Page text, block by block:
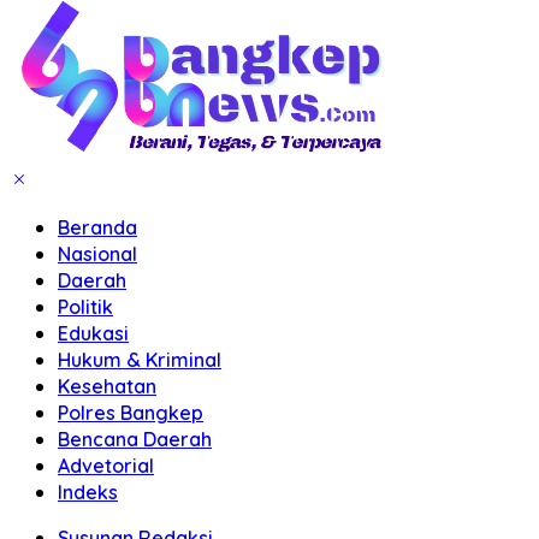
Beranda
Nasional
Daerah
Politik
Edukasi
Hukum & Kriminal
Kesehatan
Polres Bangkep
Bencana Daerah
Advetorial
Indeks